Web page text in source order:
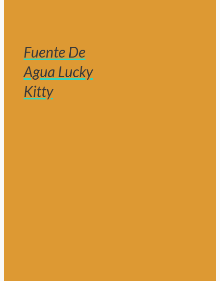
Fuente De
Agua Lucky
Kitty